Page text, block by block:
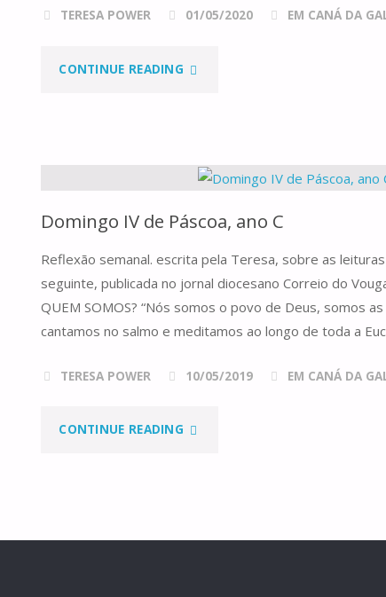
TERESA POWER 01/05/2020 EM CANÁ DA
CONTINUE READING "DOMINGO
PÁSCOA,
ANO
A"
Domingo IV de Páscoa, ano C
Reflexão semanal. escrita pela Teresa, sobre as
seguinte, publicada no jornal diocesano Correio do
QUEM SOMOS? “Nós somos o povo de Deus, somos
cantamos no salmo e meditamos ao longo de toda a
TERESA POWER 10/05/2019 EM CANÁ DA
CONTINUE READING "DOMINGO
PÁSCOA,